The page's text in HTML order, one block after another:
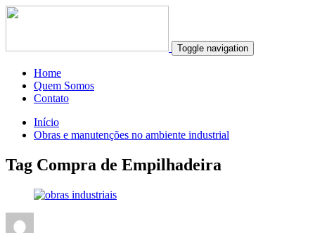
Toggle navigation
Home
Quem Somos
Contato
Início
Obras e manutenções no ambiente industrial
Tag Compra de Empilhadeira